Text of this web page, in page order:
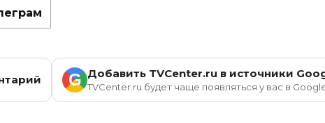
G Добавить TVCenter.ru в источники
TVCenter.ru будет чаще появляться у вас в